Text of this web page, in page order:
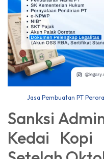
Jasa Pembuatan PT
Sanksi
Kedai Kopi